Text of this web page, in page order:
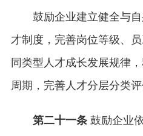
鼓励企业建立健全与自
才制度，完善岗位等级、
同类型人才成长发展规律
周期，完善人才分层分类评
第二十一条鼓励企业